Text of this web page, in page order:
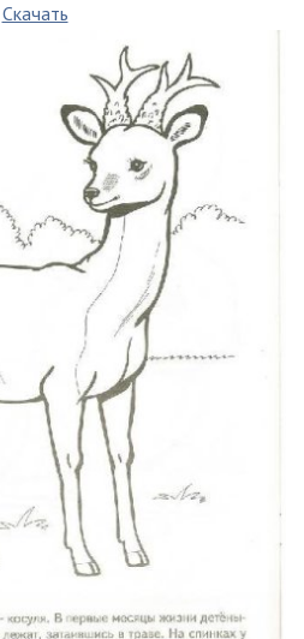
Скачать